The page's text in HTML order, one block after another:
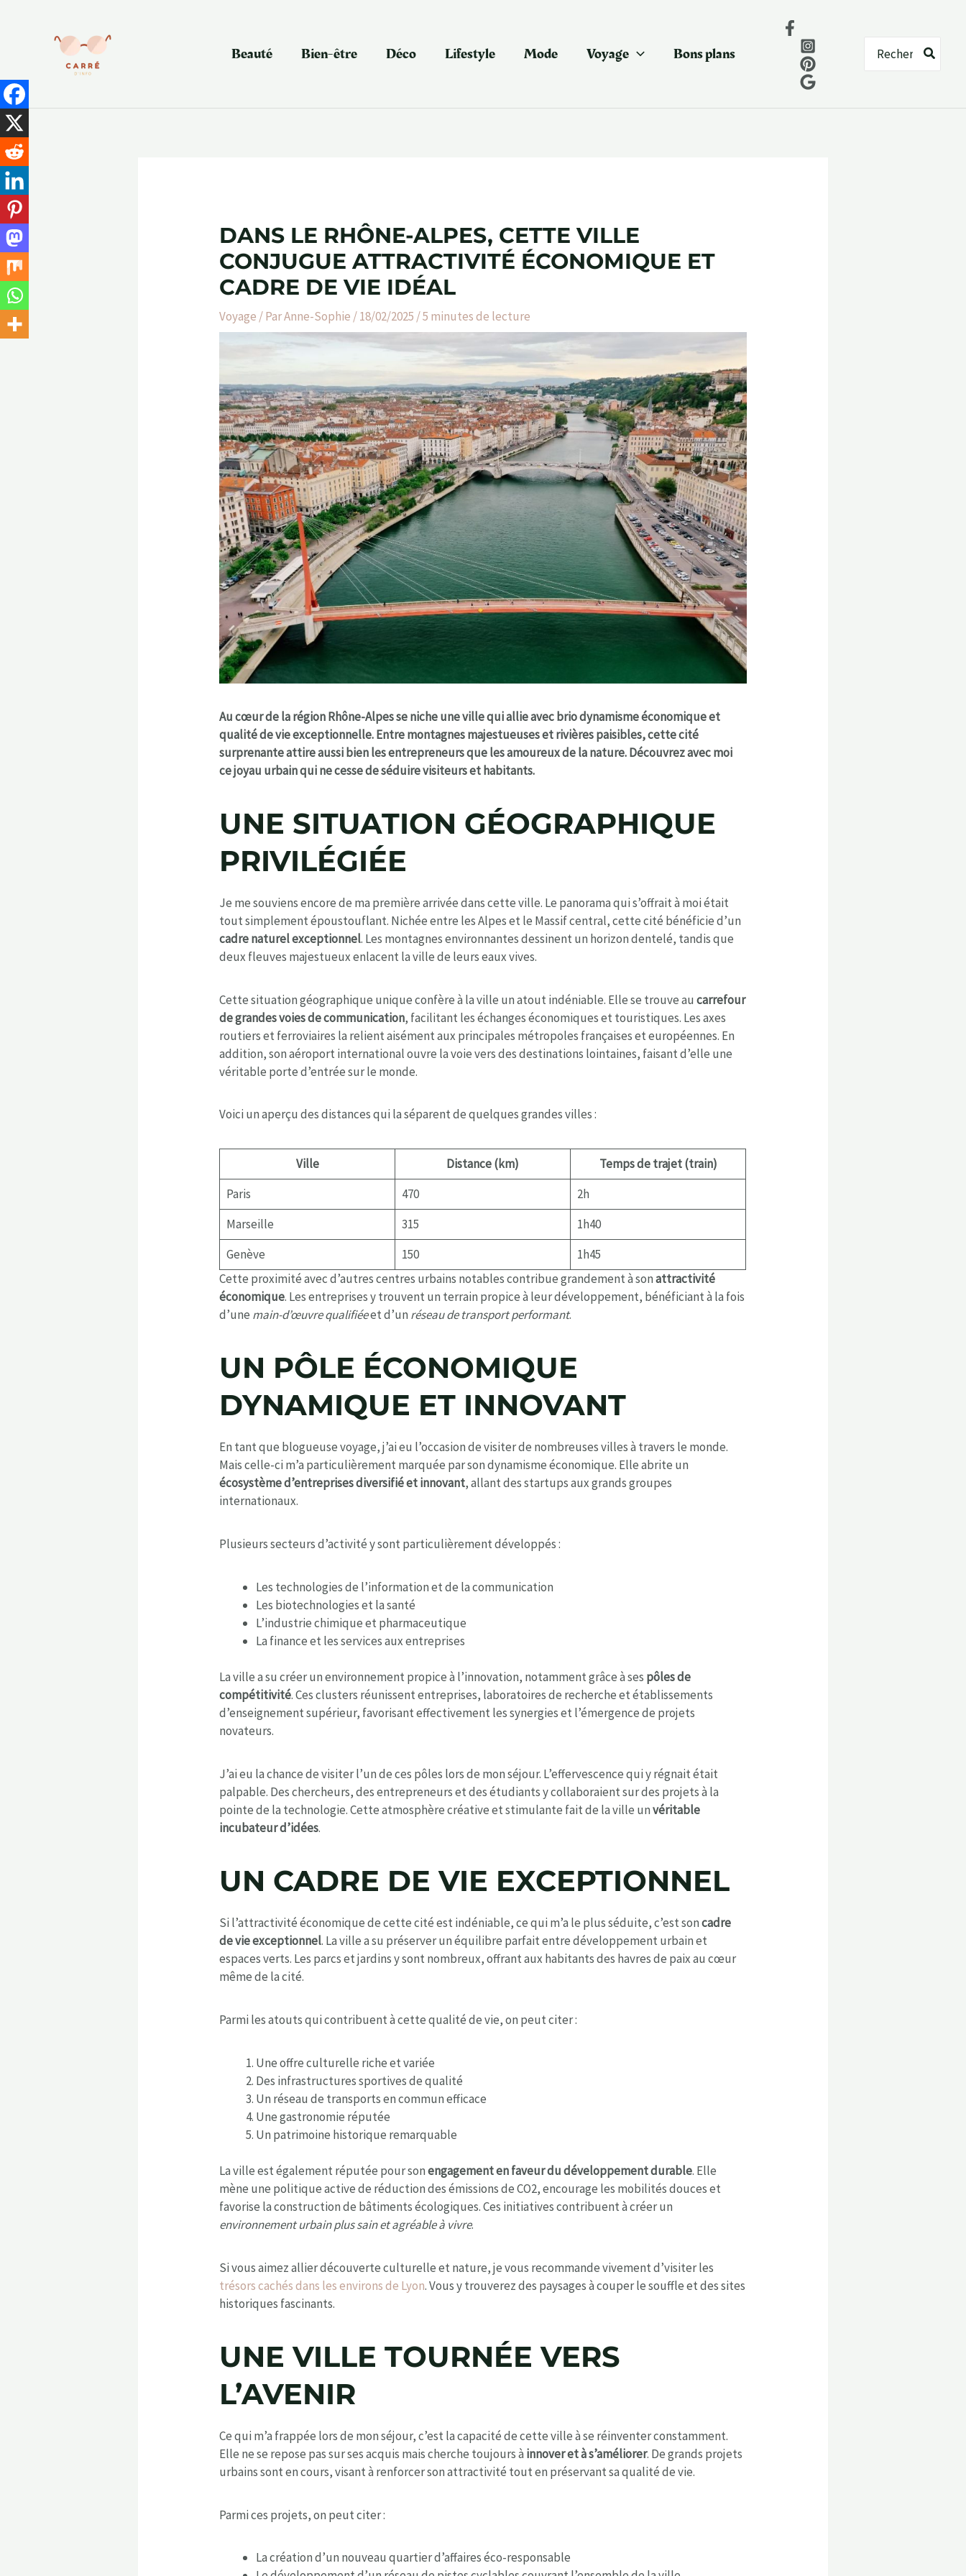
Beauté Bien-être Déco Lifestyle Mode Voyage Bons plans Rechercher:
DANS LE RHÔNE-ALPES, CETTE VILLE
CONJUGUE ATTRACTIVITÉ ÉCONOMIQUE ET
CADRE DE VIE IDÉAL
Voyage / ParAnne-Sophie /18/02/2025 /5 minutes de lecture
Au cœur de la région Rhône-Alpes se niche une ville qui allie avec brio dynamisme économique et
qualité de vie exceptionnelle. Entre montagnes majestueuses et rivières paisibles, cette cité
surprenante attire aussi bien les entrepreneurs que les amoureux de la nature. Découvrez avec moi
ce joyau urbain qui ne cesse de séduire visiteurs et habitants.
UNE SITUATION GÉOGRAPHIQUE
PRIVILÉGIÉE
Je me souviens encore de ma première arrivée dans cette ville. Le panorama qui s’offrait à moi était
tout simplement époustouflant. Nichée entre les Alpes et le Massif central, cette cité bénéficie d’un
cadre naturel exceptionnel. Les montagnes environnantes dessinent un horizon dentelé, tandis que
deux fleuves majestueux enlacent la ville de leurs eaux vives.
Cette situation géographique unique confère à la ville un atout indéniable. Elle se trouve aucarrefour
de grandes voies de communication, facilitant les échanges économiques et touristiques. Les axes
routiers et ferroviaires la relient aisément aux principales métropoles françaises et européennes. En
addition, son aéroport international ouvre la voie vers des destinations lointaines, faisant d’elle une
véritable porte d’entrée sur le monde.
Voici un aperçu des distances qui la séparent de quelques grandes villes :
Ville Distance (km)
Temps de trajet (train)
Paris
470
2h
Marseille
315
1h40
Genève
150
1h45
Cette proximité avec d’autres centres urbains notables contribue grandement à sonattractivité
économique. Les entreprises y trouvent un terrain propice à leur développement, bénéficiant à la fois
d’une main-d’œuvre qualifiéeet d’un réseau de transport performant.
UN PÔLE ÉCONOMIQUE
DYNAMIQUE ET INNOVANT
En tant que blogueuse voyage, j’ai eu l’occasion de visiter de nombreuses villes à travers le monde.
Mais celle-ci m’a particulièrement marquée par son dynamisme économique. Elle abrite un
écosystème d’entreprises diversifié et innovant, allant des startups aux grands groupes
internationaux.
Plusieurs secteurs d’activité y sont particulièrement développés :
Les technologies de l’information et de la communication
Les biotechnologies et la santé
L’industrie chimique et pharmaceutique
La finance et les services aux entreprises
La ville a su créer un environnement propice à l’innovation, notamment grâce à ses pôles de
compétitivité. Ces clusters réunissent entreprises, laboratoires de recherche et établissements
d’enseignement supérieur, favorisant effectivement les synergies et l’émergence de projets
novateurs.
J’ai eu la chance de visiter l’un de ces pôles lors de mon séjour. L’effervescence qui y régnait était
palpable. Des chercheurs, des entrepreneurs et des étudiants y collaboraient sur des projets à la
pointe de la technologie. Cette atmosphère créative et stimulante fait de la ville unvéritable
incubateur d’idées.
UN CADRE DE VIE EXCEPTIONNEL
Si l’attractivité économique de cette cité est indéniable, ce qui m’a le plus séduite, c’est soncadre
de vie exceptionnel. La ville a su préserver un équilibre parfait entre développement urbain et
espaces verts. Les parcs et jardins y sont nombreux, offrant aux habitants des havres de paix au cœur
même de la cité.
Parmi les atouts qui contribuent à cette qualité de vie, on peut citer :
Une offre culturelle riche et variée
Des infrastructures sportives de qualité
Un réseau de transports en commun efficace
Une gastronomie réputée
Un patrimoine historique remarquable
La ville est également réputée pour sonengagement en faveur du développement durable. Elle
mène une politique active de réduction des émissions de CO2, encourage les mobilités douces et
favorise la construction de bâtiments écologiques. Ces initiatives contribuent à créer un
environnement urbain plus sain et agréable à vivre.
Si vous aimez allier découverte culturelle et nature, je vous recommande vivement d’visiter les
trésors cachés dans les environs de Lyon. Vous y trouverez des paysages à couper le souffle et des sites
historiques fascinants.
UNE VILLE TOURNÉE VERS
L’AVENIR
Ce qui m’a frappée lors de mon séjour, c’est la capacité de cette ville à se réinventer constamment.
Elle ne se repose pas sur ses acquis mais cherche toujours à innover et à s’améliorer. De grands projets
urbains sont en cours, visant à renforcer son attractivité tout en préservant sa qualité de vie.
Parmi ces projets, on peut citer :
La création d’un nouveau quartier d’affaires éco-responsable